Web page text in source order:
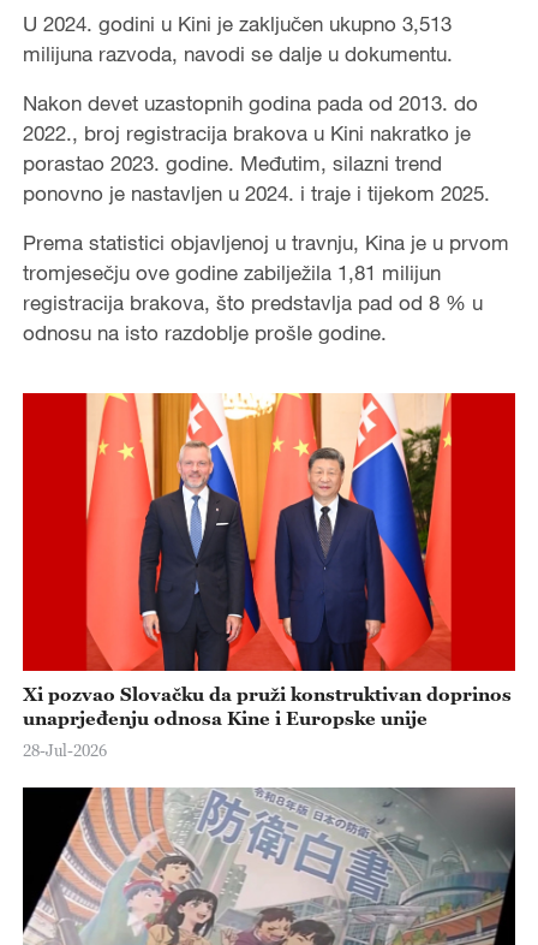
U 2024. godini u Kini je zaključen ukupno 3,513
milijuna razvoda, navodi se dalje u dokumentu.
Nakon devet uzastopnih godina pada od 2013. do
2022., broj registracija brakova u Kini nakratko je
porastao 2023. godine. Međutim, silazni trend
ponovno je nastavljen u 2024. i traje i tijekom 2025.
Prema statistici objavljenoj u travnju, Kina je u prvom
tromjesečju ove godine zabilježila 1,81 milijun
registracija brakova, što predstavlja pad od 8 % u
odnosu na isto razdoblje prošle godine.
Xi pozvao Slovačku da pruži konstruktivan doprinos
unaprjeđenju odnosa Kine i Europske unije
28-Jul-2026